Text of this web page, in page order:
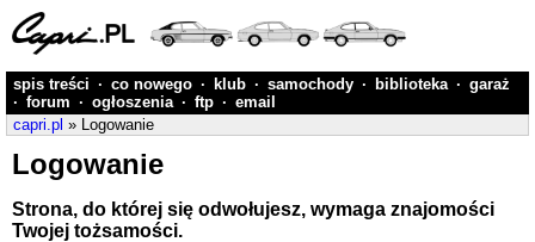
spis treści · co nowego · klub · samochody · biblioteka · garaż
· forum · ogłoszenia · ftp · email
capri.pl » Logowanie
Logowanie
Strona, do której się odwołujesz, wymaga znajomości
Twojej tożsamości.